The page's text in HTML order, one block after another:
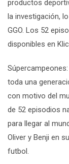
productos
la investigación,
GGO. Los 52
disponibles en Klic
Súpercampeones:
toda una
con motivo del
de 52 episodios
para llegar al
Oliver y Benji en
futbol.